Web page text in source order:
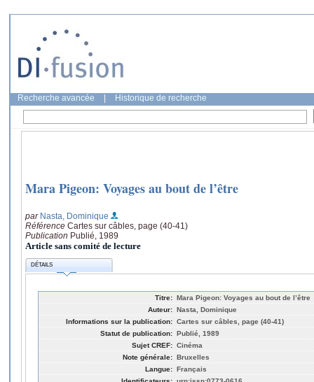
Recherche avancée Historique de recherche
Mara Pigeon: Voyages au bout de l’être
par Nasta, Dominique
Référence Cartes sur câbles, page (40-41)
Publication Publié, 1989
Article sans comité de lecture
DÉTAILS
Titre: Mara Pigeon: Voyages au bout de l’être
Auteur: Nasta, Dominique
Informations sur la publication: Cartes sur câbles, page (40-41)
Statut de publication: Publié, 1989
Sujet CREF: Cinéma
Note générale: Bruxelles
Langue: Français